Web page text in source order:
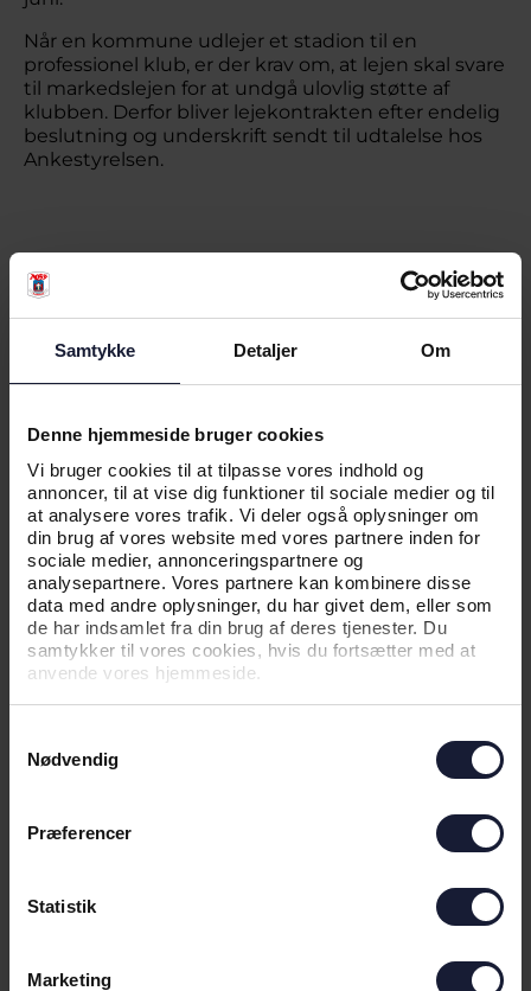
Samtykke Detaljer Om
Denne hjemmeside bruger cookies
Vi bruger cookies til at tilpasse vores indhold og
annoncer, til at vise dig funktioner til sociale medier og til
at analysere vores trafik. Vi deler også oplysninger om
din brug af vores website med vores partnere inden for
sociale medier, annonceringspartnere og
analysepartnere. Vores partnere kan kombinere disse
data med andre oplysninger, du har givet dem, eller som
de har indsamlet fra din brug af deres tjenester. Du
samtykker til vores cookies, hvis du fortsætter med at
anvende vores hjemmeside.
Nødvendig
Præferencer
Statistik
Marketing
Når en kommune udlejer et stadion til en
professionel klub, er der krav om, at lejen skal svare
til markedslejen for at undgå ulovlig støtte af
klubben. Derfor bliver lejekontrakten efter endelig
beslutning og underskrift sendt til udtalelse hos
Ankestyrelsen.
RELATEREDE NYHEDER
UDEBANETRØJEN 26/27
VÆR MED NÅR VI LANCERER